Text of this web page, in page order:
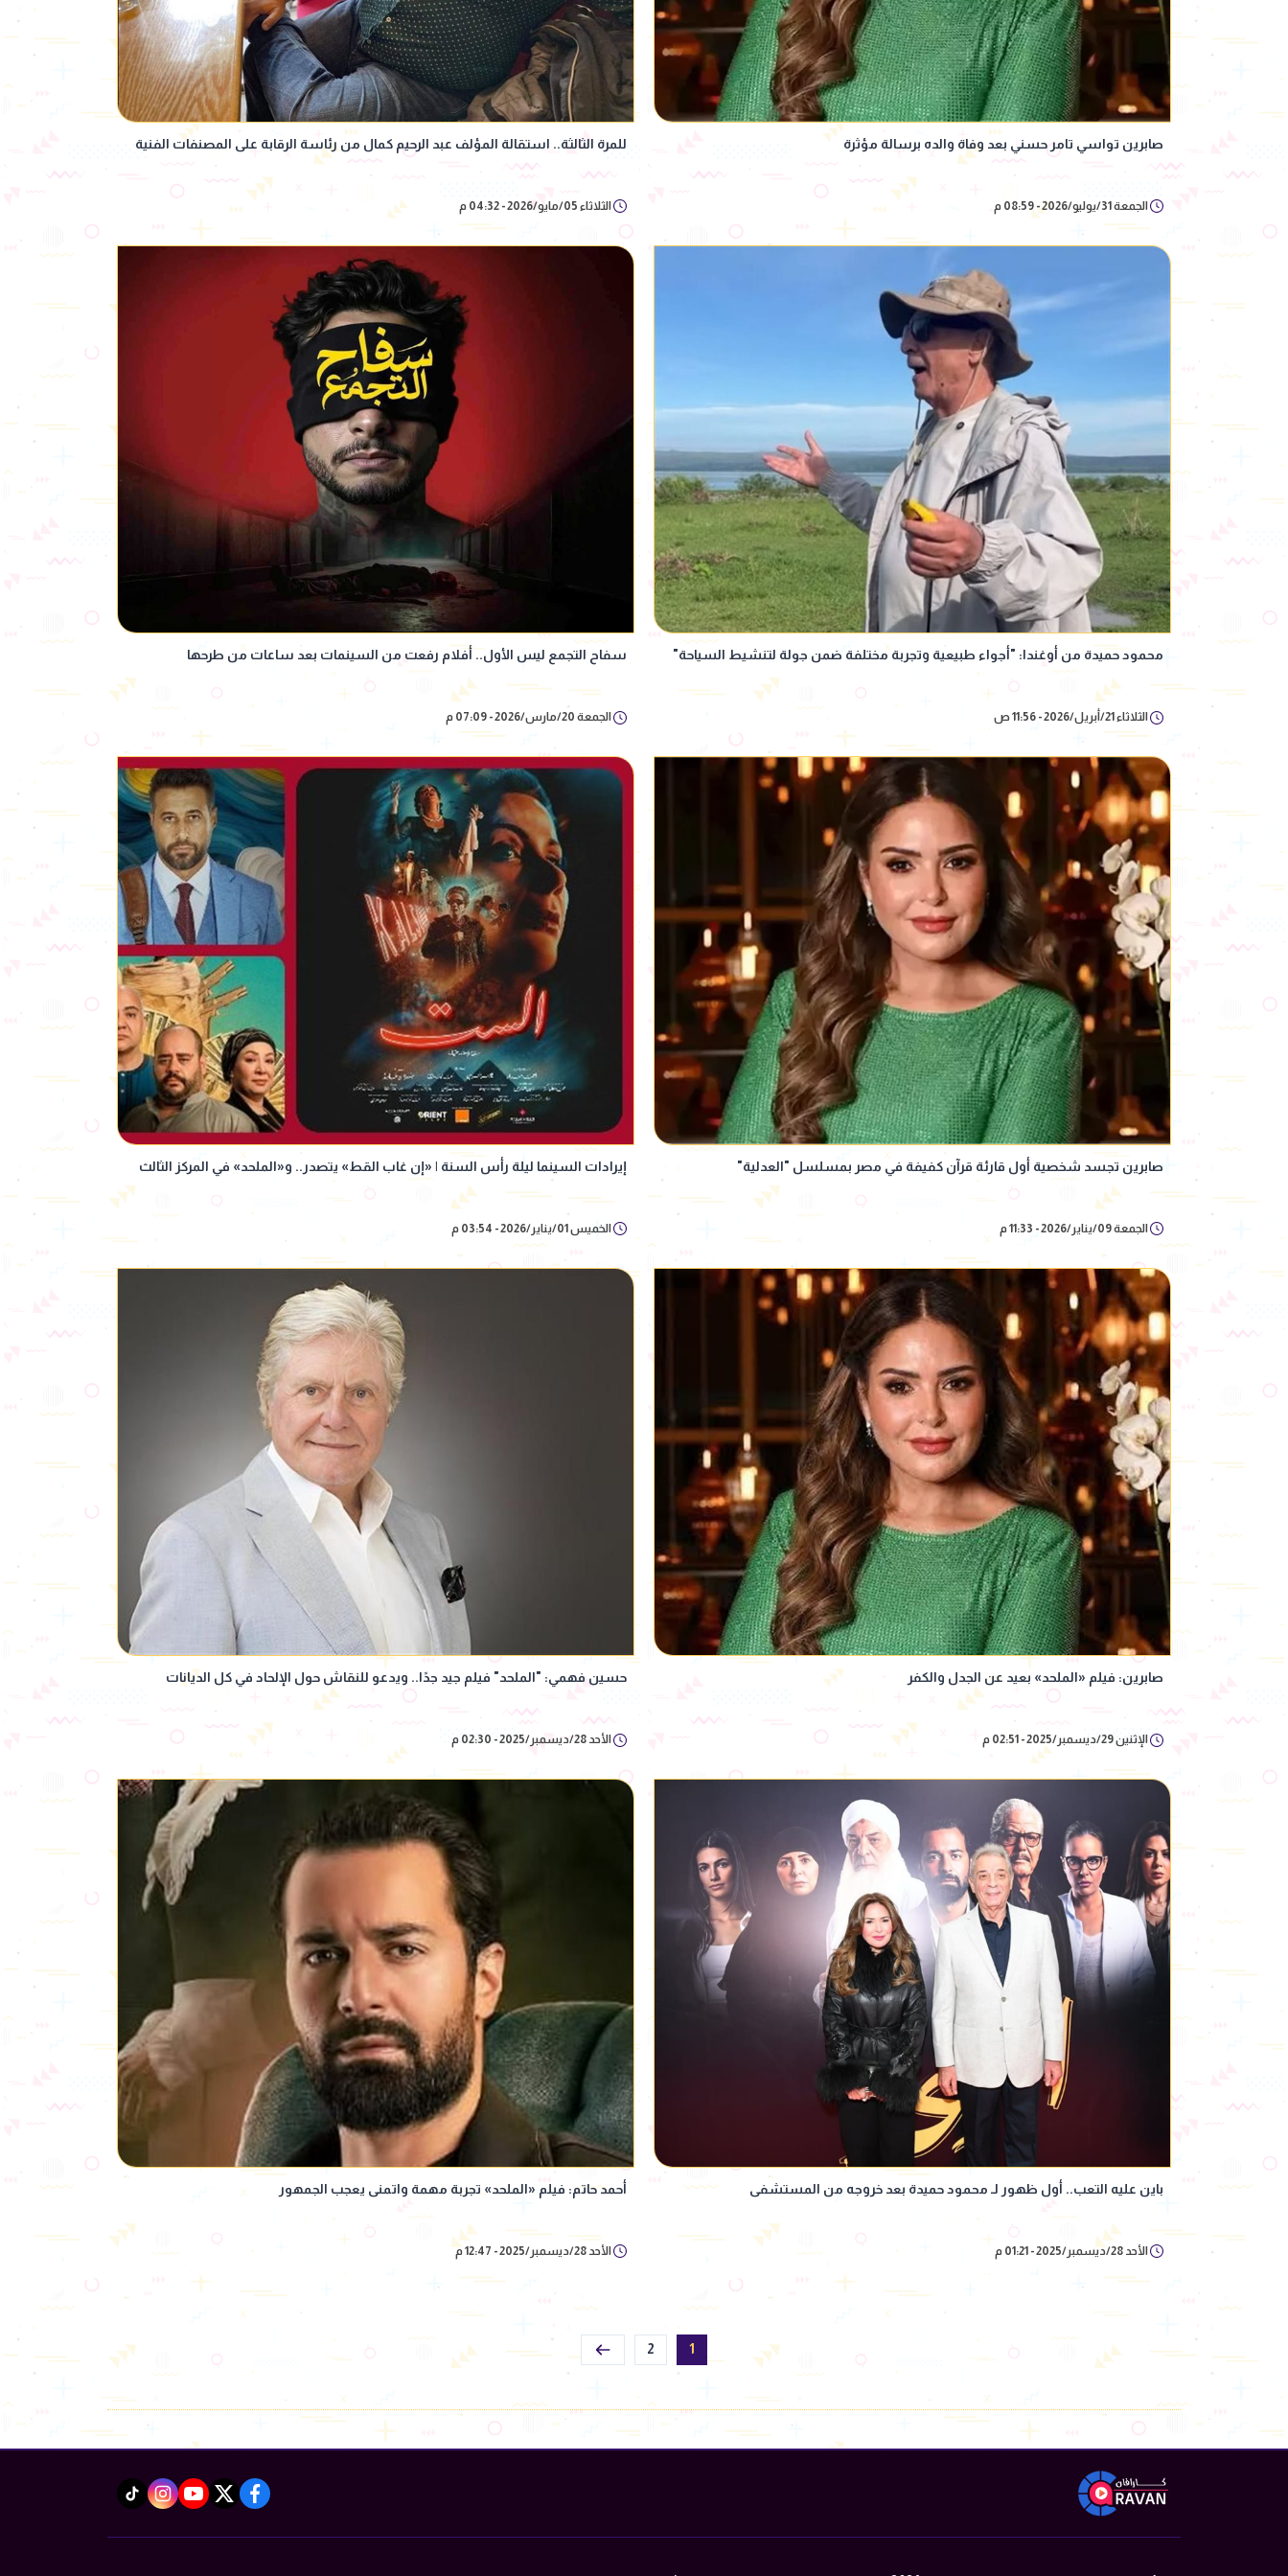
صابرين تواسي تامر حسني بعد وفاة والده برسالة مؤثرة
الجمعة 31/يوليو/2026 - 08:59 م
للمرة الثالثة.. استقالة المؤلف عبد الرحيم كمال من رئاسة الرقابة على المصنفات الفنية
الثلاثاء 05/مايو/2026 - 04:32 م
محمود حميدة من أوغندا: "أجواء طبيعية وتجربة مختلفة ضمن جولة لتنشيط السياحة"
الثلاثاء 21/أبريل/2026 - 11:56 ص
سفاح التجمع ليس الأول.. أفلام رفعت من السينمات بعد ساعات من طرحها
الجمعة 20/مارس/2026 - 07:09 م
صابرين تجسد شخصية أول قارئة قرآن كفيفة في مصر بمسلسل "العدلية"
الجمعة 09/يناير/2026 - 11:33 م
إيرادات السينما ليلة رأس السنة | «إن غاب القط» يتصدر.. و«الملحد» في المركز الثالث
الخميس 01/يناير/2026 - 03:54 م
صابرين: فيلم «الملحد» بعيد عن الجدل والكفر
الإثنين 29/ديسمبر/2025 - 02:51 م
حسين فهمي: "الملحد" فيلم جيد جدًا.. ويدعو للنقاش حول الإلحاد في كل الديانات
الأحد 28/ديسمبر/2025 - 02:30 م
باين عليه التعب.. أول ظهور لـ محمود حميدة بعد خروجه من المستشفى
الأحد 28/ديسمبر/2025 - 01:21 م
أحمد حاتم: فيلم «الملحد» تجربة مهمة واتمنى يعجب الجمهور
الأحد 28/ديسمبر/2025 - 12:47 م
1
2
facebook
twitter
youtube
instagram
tiktok